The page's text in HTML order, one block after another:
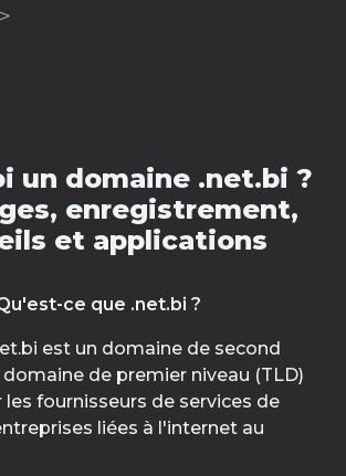
>
un domaine .net.bi ?
enregistrement,
et applications
ce que .net.bi ?
est un domaine de second
de premier niveau (TLD)
les fournisseurs de services de
liées à l'internet au